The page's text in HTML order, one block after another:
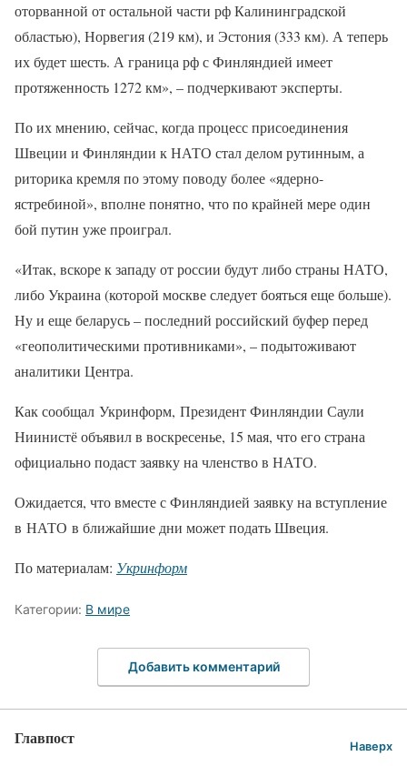
оторванной от остальной части рф Калининградской
областью), Норвегия (219 км), и Эстония (333 км). А теперь
их будет шесть. А граница рф с Финляндией имеет
протяженность 1272 км», – подчеркивают эксперты.
По их мнению, сейчас, когда процесс присоединения
Швеции и Финляндии к НАТО стал делом рутинным, а
риторика кремля по этому поводу более «ядерно-
ястребиной», вполне понятно, что по крайней мере один
бой путин уже проиграл.
«Итак, вскоре к западу от россии будут либо страны НАТО,
либо Украина (которой москве следует бояться еще больше).
Ну и еще беларусь – последний российский буфер перед
«геополитическими противниками», – подытоживают
аналитики Центра.
Как сообщал Укринформ, Президент Финляндии Саули
Ниинистё объявил в воскресенье, 15 мая, что его страна
официально подаст заявку на членство в НАТО.
Ожидается, что вместе с Финляндией заявку на вступление
в НАТО в ближайшие дни может подать Швеция.
По материалам: Укринформ
Категории: В мире
Добавить комментарий
Главпост Наверх